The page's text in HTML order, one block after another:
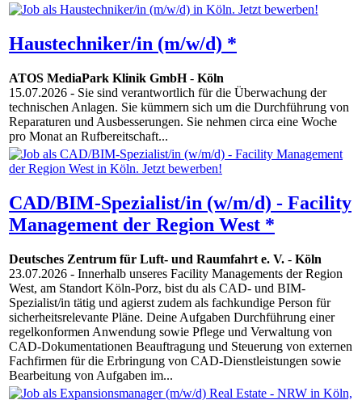
Haustechniker/in (m/w/d) *
ATOS MediaPark Klinik GmbH- Köln
15.07.2026 - Sie sind verantwortlich für die Überwachung der
technischen Anlagen. Sie kümmern sich um die Durchführung von
Reparaturen und Ausbesserungen. Sie nehmen circa eine Woche
pro Monat an Rufbereitschaft...
CAD/BIM-Spezialist/in (w/m/d) - Facility
Management der Region West *
Deutsches Zentrum für Luft- und Raumfahrt e. V. - Köln
23.07.2026 - Innerhalb unseres Facility Managements der Region
West, am Standort Köln-Porz, bist du als CAD- und BIM-
Spezialist/in tätig und agierst zudem als fachkundige Person für
sicherheitsrelevante Pläne. Deine Aufgaben Durchführung einer
regelkonformen Anwendung sowie Pflege und Verwaltung von
CAD-Dokumentationen Beauftragung und Steuerung von externen
Fachfirmen für die Erbringung von CAD-Dienstleistungen sowie
Bearbeitung von Aufgaben im...